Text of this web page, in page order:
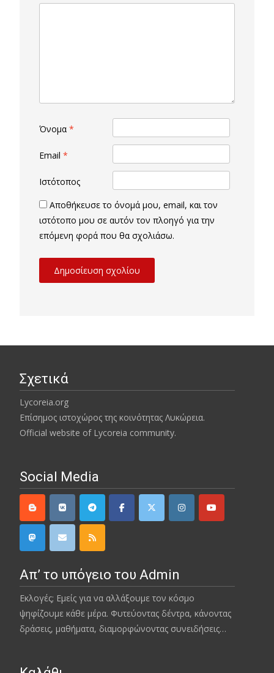
Όνομα *
Email *
Ιστότοπος
Αποθήκευσε το όνομά μου, email, και τον
ιστότοπο μου σε αυτόν τον πλοηγό για την
επόμενη φορά που θα σχολιάσω.
Σχετικά
Lycoreia.org
Επίσημος ιστοχώρος της κοινότητας Λυκώρεια.
Official website of Lycoreia community.
Social Media
Απ’ το υπόγειο του Admin
Εκλογές; Εμείς για να αλλάξουμε τον κόσμο
ψηφίζουμε κάθε μέρα. Φυτεύοντας δέντρα, κάνοντας
δράσεις, μαθήματα, διαμορφώνοντας συνειδήσεις…